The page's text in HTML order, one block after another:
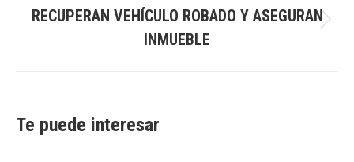
post:
RECUPERAN VEHÍCULO ROBADO Y ASEGURAN
INMUEBLE
Te puede interesar